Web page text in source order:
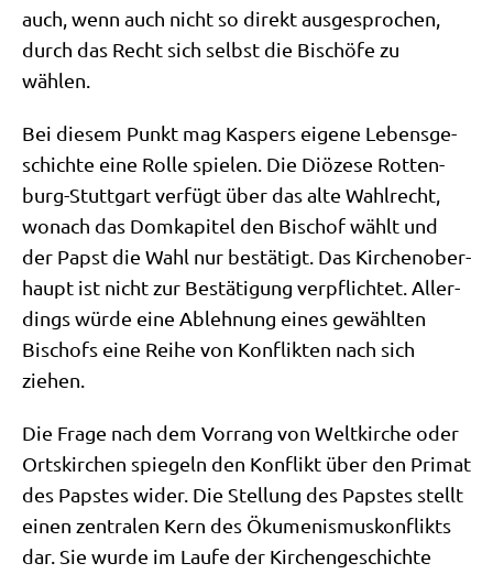
auch, wenn auch nicht so direkt aus­ge­spro­chen,
durch das Recht sich selbst die Bischö­fe zu
wählen.
Bei die­sem Punkt mag Kas­pers eige­ne Lebens­ge­
schich­te eine Rol­le spie­len. Die Diö­ze­se Rot­ten­
burg-Stutt­gart ver­fügt über das alte Wahl­recht,
wonach das Dom­ka­pi­tel den Bischof wählt und
der Papst die Wahl nur bestä­tigt. Das Kir­chen­ober­
haupt ist nicht zur Bestä­ti­gung ver­pflich­tet. Aller­
dings wür­de eine Ableh­nung eines gewähl­ten
Bischofs eine Rei­he von Kon­flik­ten nach sich
ziehen.
Die Fra­ge nach dem Vor­rang von Welt­kir­che oder
Orts­kir­chen spie­geln den Kon­flikt über den Pri­mat
des Pap­stes wider. Die Stel­lung des Pap­stes stellt
einen zen­tra­len Kern des Öku­me­nis­mus­kon­flikts
dar. Sie wur­de im Lau­fe der Kir­chen­ge­schich­te